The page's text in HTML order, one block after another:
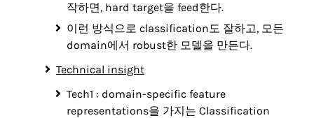
작하면, hard target을 feed한다.
이런 방식으로 classification도 잘하고, 모든
domain에서 robust한 모델을 만든다.
Technical insight
Tech1 : domain-specific feature
representations을 가지는 Classification